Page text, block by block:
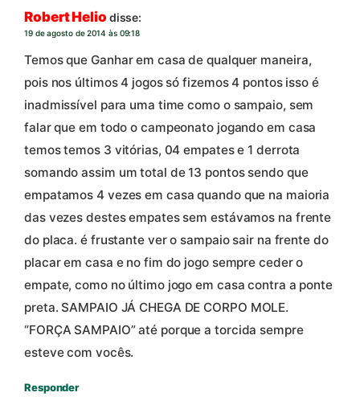
Robert Helio disse:
19 de agosto de 2014 às 09:18
Temos que Ganhar em casa de qualquer maneira,
pois nos últimos 4 jogos só fizemos 4 pontos isso é
inadmissível para uma time como o sampaio, sem
falar que em todo o campeonato jogando em casa
temos temos 3 vitórias, 04 empates e 1 derrota
somando assim um total de 13 pontos sendo que
empatamos 4 vezes em casa quando que na maioria
das vezes destes empates sem estávamos na frente
do placa. é frustante ver o sampaio sair na frente do
placar em casa e no fim do jogo sempre ceder o
empate, como no último jogo em casa contra a ponte
preta. SAMPAIO JÁ CHEGA DE CORPO MOLE.
“FORÇA SAMPAIO” até porque a torcida sempre
esteve com vocês.
Responder